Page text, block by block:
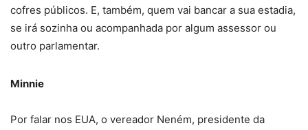
cofres públicos. E, também, quem vai bancar a sua estadia,
se irá sozinha ou acompanhada por algum assessor ou
outro parlamentar.
Minnie
Por falar nos EUA, o vereador Neném, presidente da